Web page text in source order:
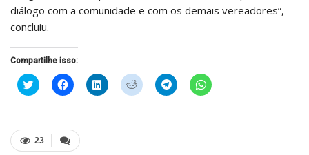
diálogo com a comunidade e com os demais vereadores”,
concluiu.
Compartilhe isso:
Clique
para
em
nova
janela)
Clique
para
em
nova
janela)
Clique
para
Clique
para
Clique
para
Clique
para
23